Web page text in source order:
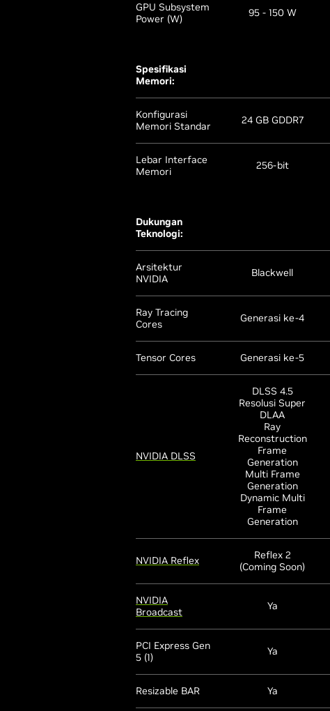
GPU Subsystem
Power (W)
95 - 150 W
Spesifikasi
Memori:
Konfigurasi
Memori Standar
24 GB GDDR7
Lebar Interface
Memori
256-bit
Dukungan
Teknologi:
Arsitektur
NVIDIA
Blackwell
Ray Tracing
Cores
Generasi ke-4
Tensor Cores Generasi ke-5
NVIDIA DLSS
DLSS 4.5
Resolusi Super
DLAA
Ray
Reconstruction
Frame
Generation
Multi Frame
Generation
Dynamic Multi
Frame
Generation
NVIDIA Reflex
Reflex 2
(Coming Soon)
NVIDIA
Broadcast
Ya
PCI Express Gen
5 (1)
Ya
Resizable BAR Ya